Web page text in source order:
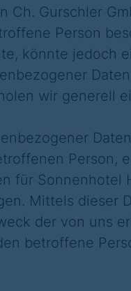
Ch. Gurschler
Person
könnte jedoch
wir generell
Person,
für Sonnenhotel
Mittels dieser
der von uns
betroffene